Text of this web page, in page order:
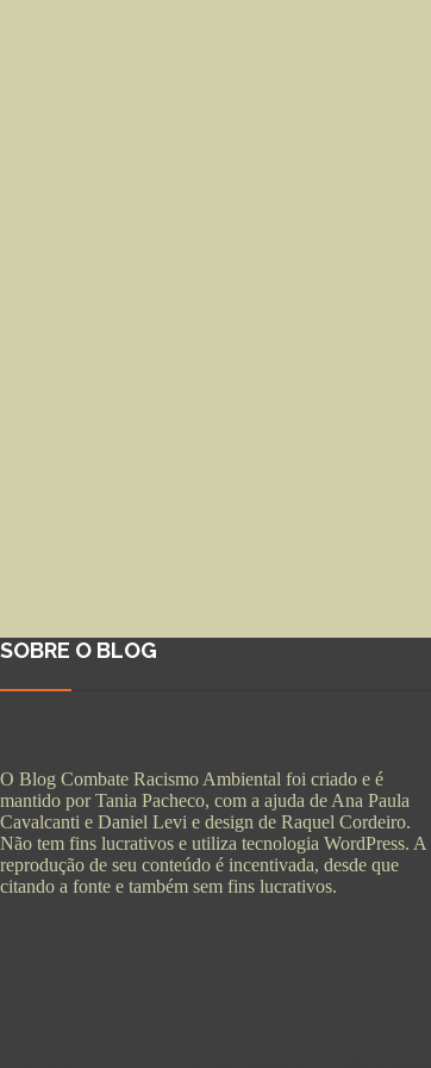
SOBRE O BLOG
O Blog Combate Racismo Ambiental foi criado e é
mantido por Tania Pacheco, com a ajuda de Ana Paula
Cavalcanti e Daniel Levi e design de Raquel Cordeiro.
Não tem fins lucrativos e utiliza tecnologia WordPress. A
reprodução de seu conteúdo é incentivada, desde que
citando a fonte e também sem fins lucrativos.